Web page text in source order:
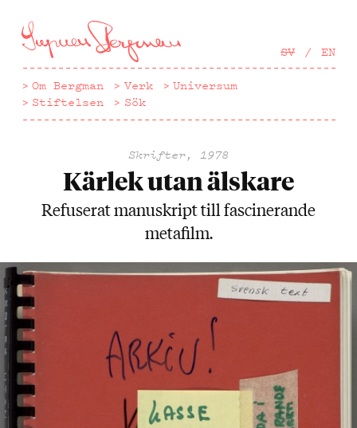
till
huvudinnehåll
SV EN
Om Bergman Verk
Universum
Stiftelsen
Sök
Skrifter, 1978
Kärlek utan älskare
Refuserat manuskript till fascinerande
metafilm.